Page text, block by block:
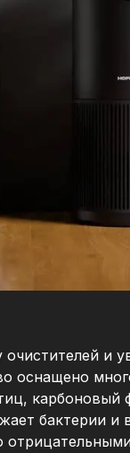
и
оснащено
карбоновый
бактерии